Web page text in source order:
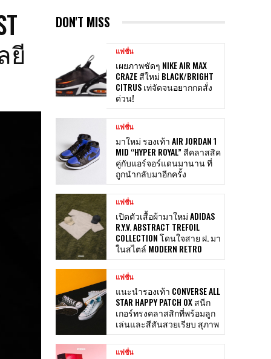
ยี
DON'T MISS
แฟชั่น
เผยภาพชัดๆ NIKE AIR MAX
CRAZE สีใหม่ BLACK/BRIGHT
CITRUS เท่จัดจนอยากกดสั่ง
ด่วน!
แฟชั่น
มาใหม่ รองเท้า AIR JORDAN 1
MID “HYPER ROYAL” สีคลาสสิค
คู่กับแอร์จอร์แดนมานาน ที่
ถูกนำกลับมาอีกครั้ง
แฟชั่น
เปิดตัวเสื้อผ้ามาใหม่ ADIDAS
R.Y.V. ABSTRACT TREFOIL
COLLECTION โดนใจสาย ฝ. มา
ในสไตล์ MODERN RETRO
แฟชั่น
แนะนำรองเท้า CONVERSE ALL
STAR HAPPY PATCH OX สนีก
เกอร์ทรงคลาสสิกที่พร้อมลูก
เล่นและสีสันสวยเรียบ สุภาพ
แฟชั่น